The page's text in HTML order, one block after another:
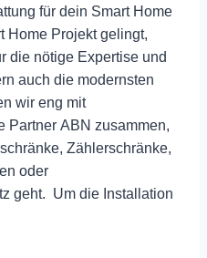
für dein Smart Home
Home Projekt gelingt,
die nötige Expertise und
auch die modernsten
wir eng mit
Partner ABN zusammen,
Zählerschränke,
oder
geht. Um die Installation